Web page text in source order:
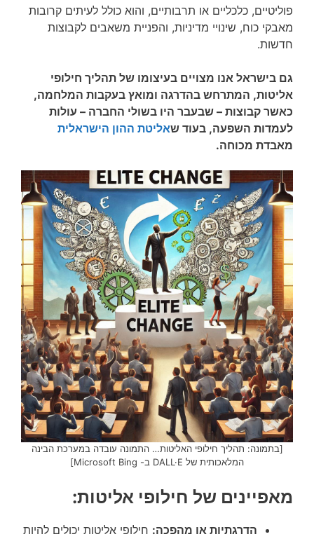
פוליטיים, כלכליים או תרבותיים, והוא כולל לעיתים קרובות
מאבקי כוח, שינויי מדיניות, והפניית משאבים לקבוצות
חדשות.
גם בישראל אנו מצויים בעיצומו של תהליך חילופי
אליטות, המתרחש בהדרגה ומואץ בעקבות המלחמה,
כאשר קבוצות – שבעבר היו בשולי החברה – עולות
לעמדות השפעה, בעוד שאליטת ההון הישראלית
מאבדת מכוחה.
[בתמונה: תהליך חילופי האליטות… התמונה עובדה במערכת הבינה
המלאכותית של DALL·E ב- Microsoft Bing]
מאפיינים של חילופי אליטות:
הדרגתיות או מהפכה: חילופי אליטות יכולים להיות